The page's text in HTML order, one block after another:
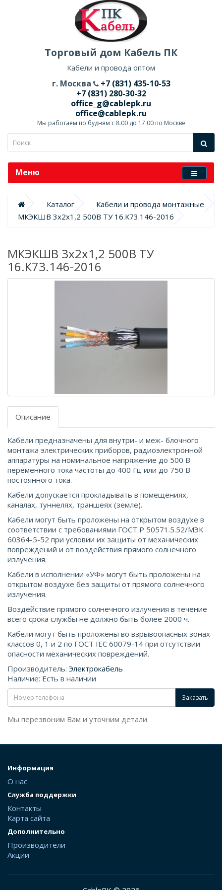
Торговый дом Кабель ПК
Кабели и провода оптом
г. Москва
+7 (831) 435-10-53
+7 (831) 280-30-32
office_g@cablepk.ru
office@cablepk.ru
Мы работаем по будням с 8.00 до 17.00 по Москве
Меню
Каталог
Кабели и провода монтажные
МКЭКШВ 3х2х1,2 500В ТУ 16.К73.146-2016
МКЭКШВ 3х2х1,2 500В ТУ
16.К73.146-2016
Описание
Кабели предназначены для внутри- и меж- блочного
монтажа электрических приборов, радиоэлектронной
аппаратуры на номинальное напряжение до 500 В
переменного тока частоты до 400 Гц или до 750 В
постоянного тока.
Кабели допускается прокладывать в помещениях,
каналах, туннелях, траншеях (земле).
Кабели могут быть проложены на открытом воздухе в
соответствии с требованиями ГОСТ Р 50571.5.52/МЭК
60364-5-52 при условии их защиты от механических
повреждений и от воздействия прямого солнечного
излучения.
Кабели в исполнении «УФ» могут быть проложены на
открытом воздухе без защиты от прямого солнечного
излучения.
Воздействие прямого солнечного излучения в течение
всего срока службы не должно быть более 2000 ч.
Кабели могут быть проложены во взрывоопасных зонах
классов 0, 1 и 2 по ГОСТ IEС 60079-14 при отсутствии
опасности механических повреждений.
Производитель: Электрокабель
Наличие: Есть в наличии
Заказать
Мы перезвоним Вам и уточним детали
Информация
О нас
Служба поддержки
Контакты
Карта сайта
Дополнительно
Производители
Акции